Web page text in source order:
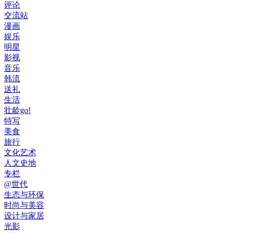
评论
交流站
漫画
娱乐
明星
影视
音乐
韩流
送礼
生活
壮龄go!
特写
美食
旅行
文化艺术
人文史地
专栏
@世代
生态与环保
时尚与美容
设计与家居
光影